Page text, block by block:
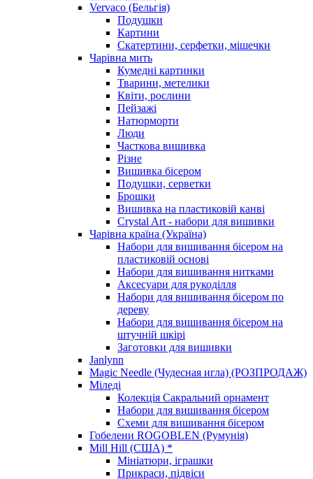
Vervaco (Бельгія)
Подушки
Картини
Скатертини, серфетки, мішечки
Чарiвна мить
Кумедні картинки
Тварини, метелики
Квіти, рослини
Пейзажі
Натюрморти
Люди
Часткова вишивка
Різне
Вишивка бісером
Подушки, серветки
Брошки
Вишивка на пластиковій канві
Crystal Art - набори для вишивки
Чарівна країна (Україна)
Набори для вишивання бісером на
пластиковій основі
Набори для вишивання нитками
Аксесуари для рукоділля
Набори для вишивання бісером по
дереву
Набори для вишивання бісером на
штучній шкірі
Заготовки для вишивки
Janlynn
Magic Needle (Чудесная игла) (РОЗПРОДАЖ)
Міледі
Колекція Сакральний орнамент
Набори для вишивання бісером
Схеми для вишивання бісером
Гобелени ROGOBLEN (Румунія)
Mill Hill (США) *
Мініатюри, іграшки
Прикраси, підвіси